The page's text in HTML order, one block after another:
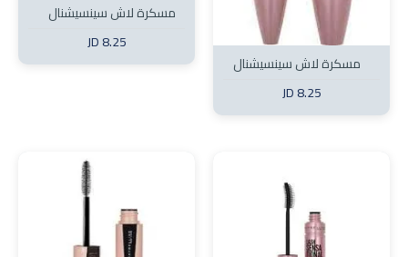
مسكرة لاش سينسيشنال
8.25 JD
مسكرة لاش سينسيشنال
8.25 JD